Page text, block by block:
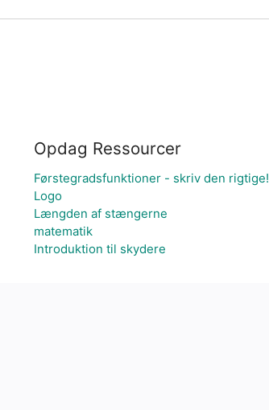
Opdag Ressourcer
Førstegradsfunktioner - skriv den rigtige!
Logo
Længden af stængerne
matematik
Introduktion til skydere